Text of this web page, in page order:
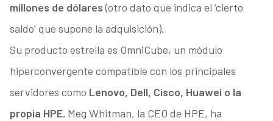
millones de dólares(otro dato que indica el ‘cierto
saldo’ que supone la adquisición).
Su producto estrella es OmniCube, un módulo
hiperconvergente compatible con los principales
servidores como Lenovo, Dell, Cisco, Huawei o la
propia HPE. Meg Whitman, la CEO de HPE, ha